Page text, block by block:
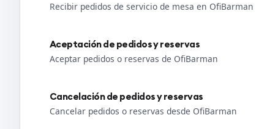
Recibir pedidos de servicio de mesa en OfiBarman
Aceptación de pedidos y reservas
Aceptar pedidos o reservas de OfiBarman
Cancelación de pedidos y reservas
Cancelar pedidos o reservas desde OfiBarman